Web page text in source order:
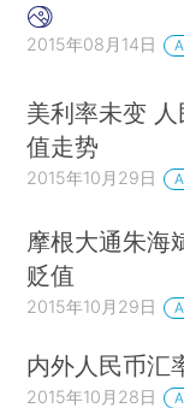
2015年08月14日
美利率未变
值走势
2015年10月29日
摩根大通朱海
贬值
2015年10月29日
内外人民币汇
2015年10月28日